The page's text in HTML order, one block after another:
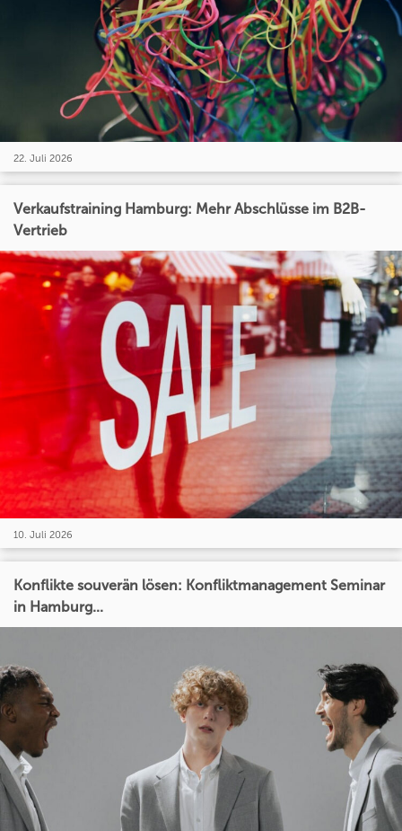
22. Juli 2026
Verkaufstraining Hamburg: Mehr Abschlüsse im B2B-
Vertrieb
10. Juli 2026
Konflikte souverän lösen: Konfliktmanagement Seminar
in Hamburg...